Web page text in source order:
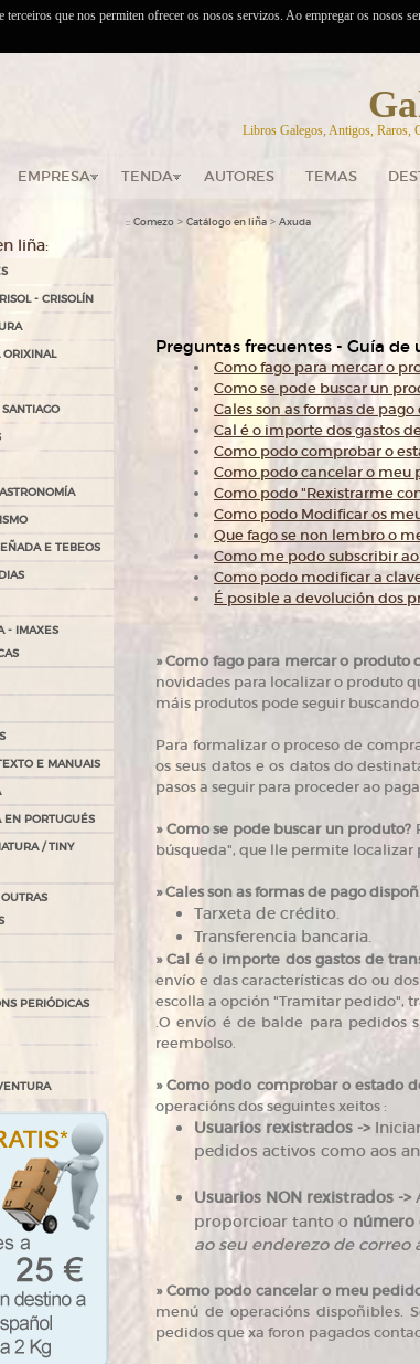
Libros Galegos, Antigos, Raros,
EMPRESA TENDA AUTORES TEMAS
liña:
- CRISOLÍN
ORIXINAL
E TEBEOS
- IMAXES
E MANUAIS
EN PORTUGUÉS
/ TINY
PERIÓDICAS
:: Comezo > Catálogo en liña > Axuda
Preguntas frecuentes - Guía de
Como fago para mercar o
Como se pode buscar un
Cales son as formas de
Cal é o importe dos gastos
Como podo comprobar o
Como podo cancelar o meu
Como podo "Rexistrarme
Como podo Modificar os
Que fago se non lembro o
Como me podo subscribir
Como podo modificar a
É posible a devolución dos
»Como fago para mercar o produto
novidades para localizar o produto
máis produtos pode seguir
Para formalizar o proceso de
os seus datos e os datos do
pasos a seguir para proceder ao
»Como se pode buscar un produto?
búsqueda", que lle permite
»Cales son as formas de pago
Tarxeta de crédito.
Transferencia bancaria.
»Cal é o importe dos gastos de
envío e das características do ou
escolla a opción "Tramitar pedido",
.O envío é de balde para pedidos
reembolso.
»Como podo comprobar o estado
operacións dos seguintes xeitos :
Usuarios rexistrados ->
pedidos activos como aos
Usuarios NON rexistrados ->
proporcioar tanto o número
ao seu enderezo de
»Como podo cancelar o meu
menú de operacións dispoñibles.
pedidos que xa foron pagados
terceiros que nos permiten ofrecer os nosos servizos. Ao empregar os nosos